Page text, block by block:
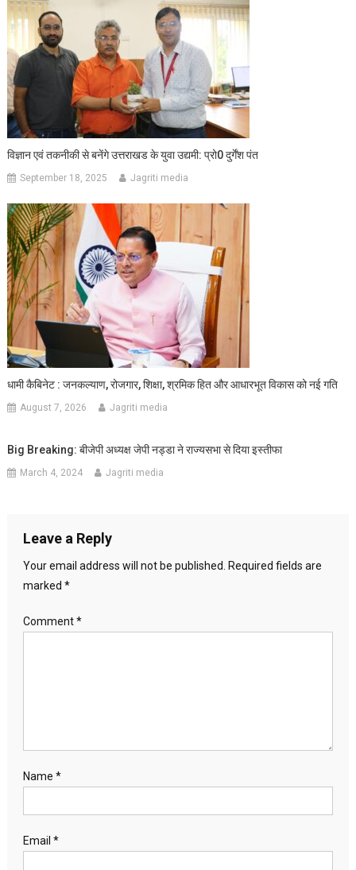
विज्ञान एवं तकनीकी से बनेंगे उत्तराखड के युवा उद्यमी: प्रो0 दुर्गेंश पंत
September 18, 2025 Jagriti media
धामी कैबिनेट : जनकल्याण, रोजगार, शिक्षा, श्रमिक हित और आधारभूत विकास को नई गति
August 7, 2026 Jagriti media
Big Breaking: बीजेपी अध्यक्ष जेपी नड्डा ने राज्यसभा से दिया इस्तीफा
March 4, 2024 Jagriti media
Leave a Reply
Your email address will not be published.
Required fields are
marked *
Comment*
Name *
Email *